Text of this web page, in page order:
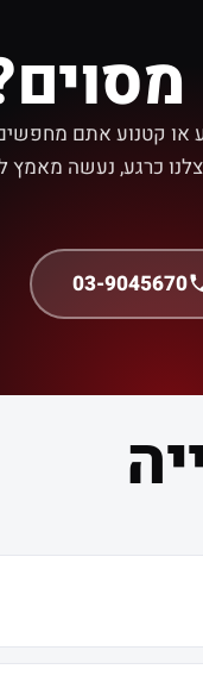
או קטנוע אתם
כרגע, נעשה מאמץ
03-9045670